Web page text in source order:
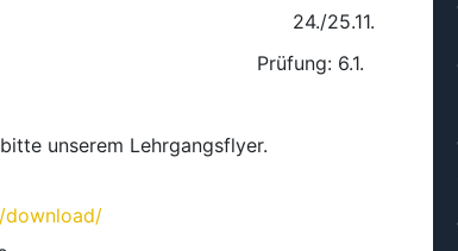
25.11.
Prüfung: 6.1.
unserem Lehrgangsflyer.
download/